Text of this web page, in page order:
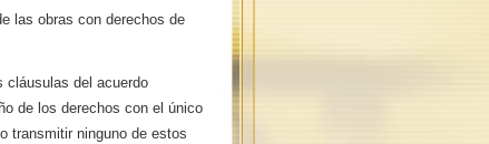
las obras con derechos de
cláusulas del acuerdo
de los derechos con el único
transmitir ninguno de estos